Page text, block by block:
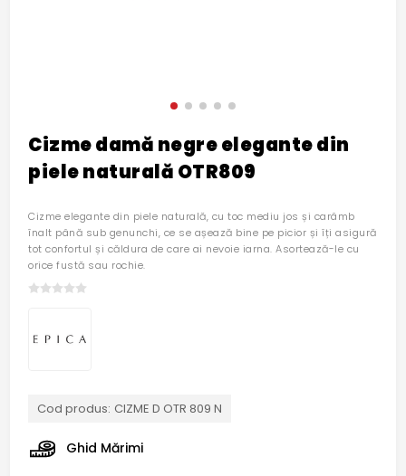
Cizme damă negre elegante din
piele naturală OTR809
Cizme elegante din piele naturală, cu toc mediu jos și carâmb
înalt până sub genunchi, ce se așează bine pe picior și îți asigură
tot confortul și căldura de care ai nevoie iarna. Asortează-le cu
orice fustă sau rochie.
Cod produs: CIZME D OTR 809 N
Ghid Mărimi